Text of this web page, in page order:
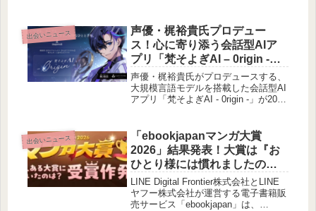
しくご紹介いたします。
出会いニュース
声優・梶裕貴氏プロデュー
ス！心に寄り添う会話型AIア
プリ「梵そよぎAI – 0rigin -」
が提供開始
声優・梶裕貴氏がプロデュースする、
大規模言語モデルを搭載した会話型AI
アプリ「梵そよぎAI - 0rigin -」が2026
み重ねることで、あなただけの関係性
を育む新しいAI体験についてご紹介し
ます。
出会いニュース
「ebookjapanマンガ大賞
2026」結果発表！大賞は『お
ひとり様には慣れましたの
で。 婚約者放置中！』に決定
LINE Digital Frontier株式会社とLINE
ヤフー株式会社が運営する電子書籍販
売サービス「ebookjapan」は、